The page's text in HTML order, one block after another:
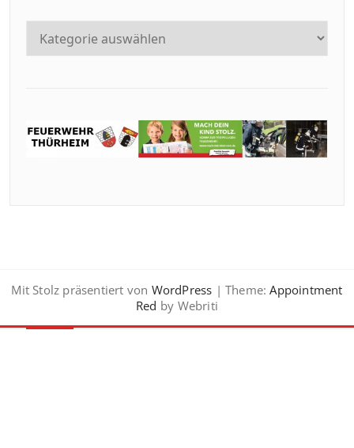
Mit Stolz präsentiert von WordPress | Theme: Appointment
Red by Webriti